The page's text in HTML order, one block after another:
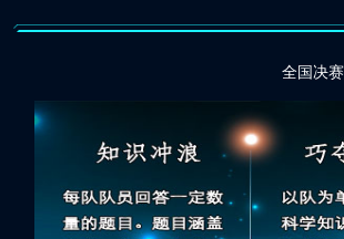
全国决赛共13场比赛，将对选